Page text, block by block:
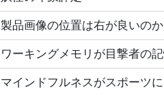
製品画像の位置は右が良いのか
ワーキングメモリが目撃者の
マインドフルネスがスポーツ